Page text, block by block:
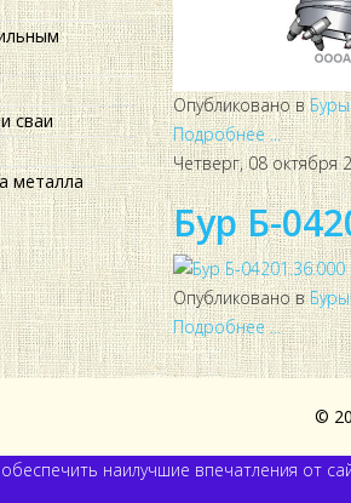
сваи
металла
Опубликовано в
Подробнее ...
Четверг, 08 октября
Бур Б-
Опубликовано в
Подробнее ...
©
наилучшие впечатления от